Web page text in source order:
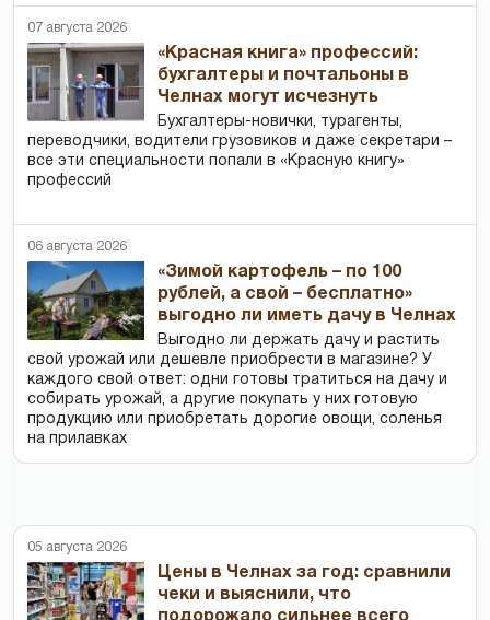
07 августа 2026
«Красная книга» профессий:
бухгалтеры и почтальоны в
Челнах могут исчезнуть
Бухгалтеры-новички, тур­агенты,
переводчики, водители грузовиков и даже секретари –
все эти специальности попали в «Красную книгу»
профессий
06 августа 2026
«Зимой картофель – по 100
рублей, а свой – бесплатно»
выгодно ли иметь дачу в Челнах
Выгодно ли держать дачу и растить
свой урожай или дешевле приобрести в магазине? У
каждого свой ответ: одни готовы тратиться на дачу и
собирать урожай, а другие покупать у них готовую
продукцию или приобретать дорогие овощи, соленья
на прилавках
05 августа 2026
Цены в Челнах за год: сравнили
чеки и выяснили, что
подорожало сильнее всего